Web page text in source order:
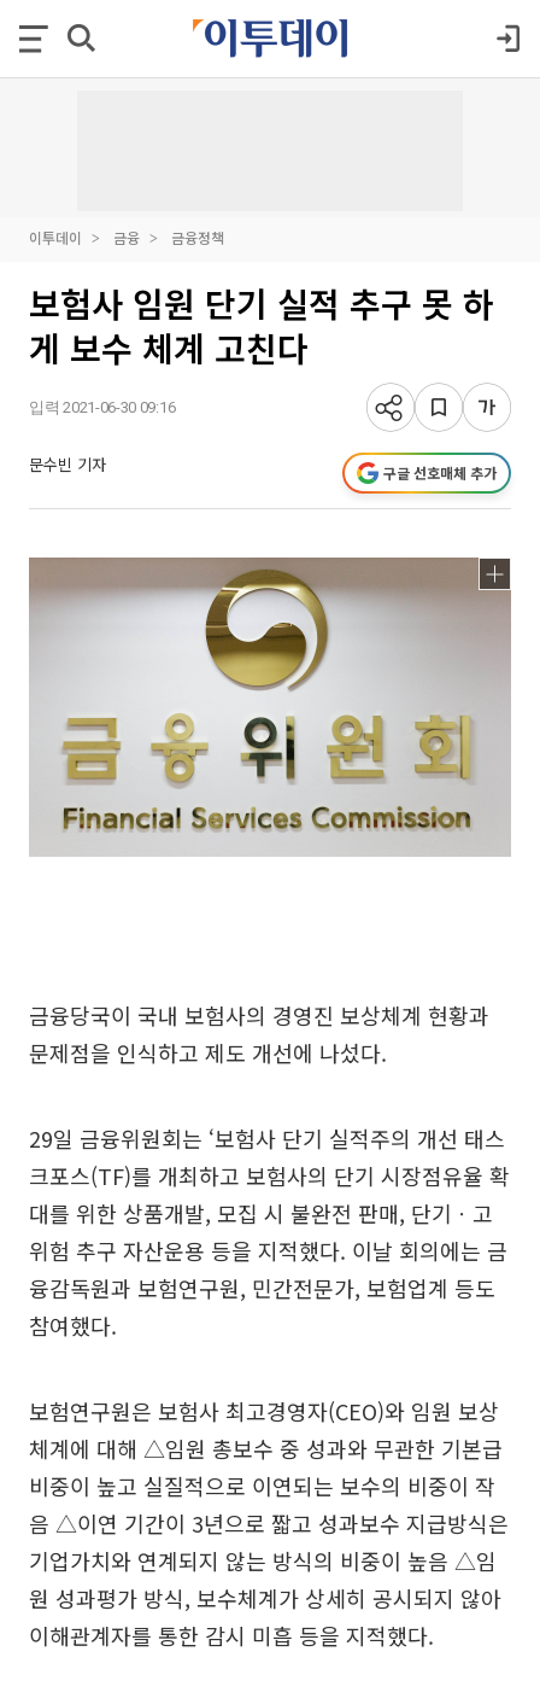
이투데이 금융 금융정책
보험사 임원 단기 실적 추구 못 하
게 보수 체계 고친다
입력 2021-06-30 09:16
문수빈 기자 구글 선호매체 추가
금융당국이 국내 보험사의 경영진 보상체계 현황과
문제점을 인식하고 제도 개선에 나섰다.
29일 금융위원회는 ‘보험사 단기 실적주의 개선 태스
크포스(TF)를 개최하고 보험사의 단기 시장점유율 확
대를 위한 상품개발, 모집 시 불완전 판매, 단기ㆍ고
위험 추구 자산운용 등을 지적했다. 이날 회의에는 금
융감독원과 보험연구원, 민간전문가, 보험업계 등도
참여했다.
보험연구원은 보험사 최고경영자(CEO)와 임원 보상
체계에 대해 △임원 총보수 중 성과와 무관한 기본급
비중이 높고 실질적으로 이연되는 보수의 비중이 작
음 △이연 기간이 3년으로 짧고 성과보수 지급방식은
기업가치와 연계되지 않는 방식의 비중이 높음 △임
원 성과평가 방식, 보수체계가 상세히 공시되지 않아
이해관계자를 통한 감시 미흡 등을 지적했다.